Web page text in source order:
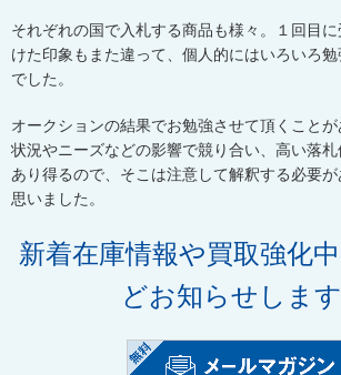
それぞれの国で入札する商品も様々。１回目
けた印象もまた違って、個人的にはいろいろ
でした。
オークションの結果でお勉強させて頂くこと
状況やニーズなどの影響で競り合い、高い落
あり得るので、そこは注意して解釈する必要
思いました。
新着在庫情報や買取強化
どお知らせします